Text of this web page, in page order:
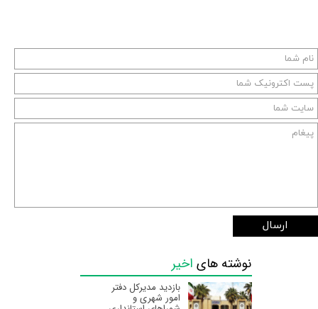
ارسال
نوشته های اخیر
بازدید مدیرکل دفتر
امور شهری و